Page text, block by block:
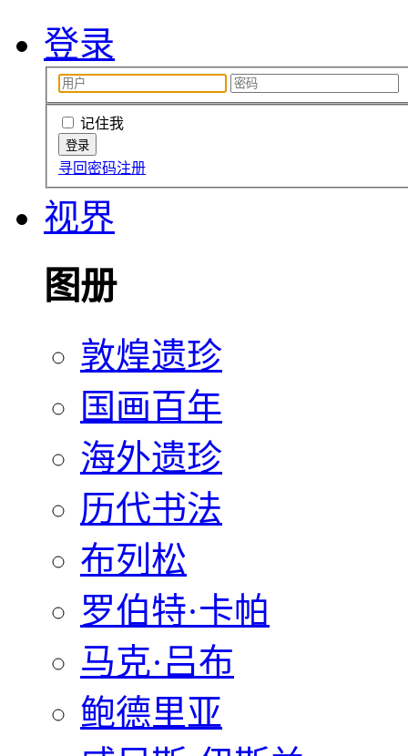
登录
记住我
寻回密码注册
视界
图册
敦煌遗珍
国画百年
海外遗珍
历代书法
布列松
罗伯特·卡帕
马克·吕布
鲍德里亚